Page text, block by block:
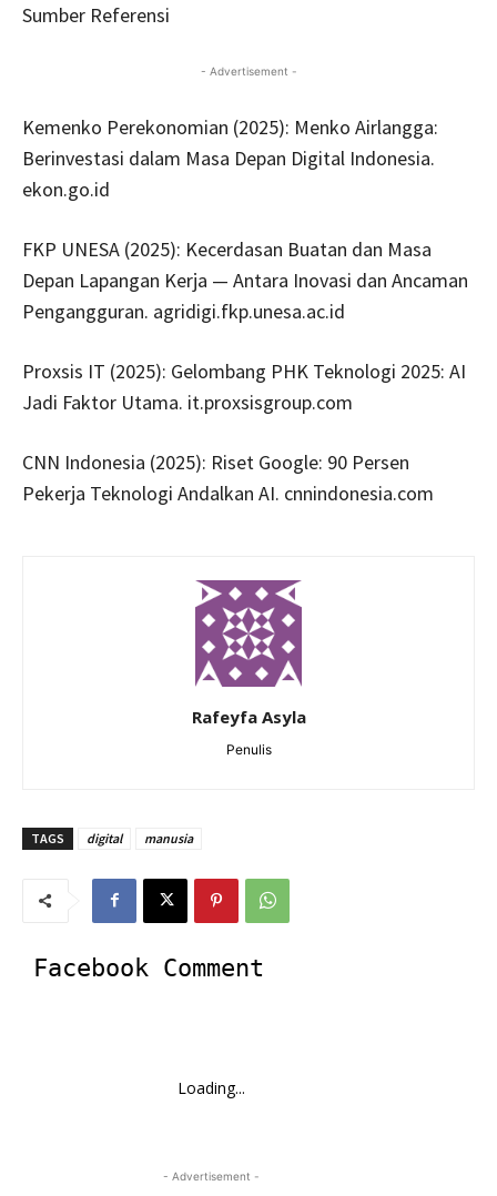
Sumber Referensi
- Advertisement -
Kemenko Perekonomian (2025): Menko Airlangga:
Berinvestasi dalam Masa Depan Digital Indonesia.
ekon.go.id
FKP UNESA (2025): Kecerdasan Buatan dan Masa
Depan Lapangan Kerja — Antara Inovasi dan Ancaman
Pengangguran. agridigi.fkp.unesa.ac.id
Proxsis IT (2025): Gelombang PHK Teknologi 2025: AI
Jadi Faktor Utama. it.proxsisgroup.com
CNN Indonesia (2025): Riset Google: 90 Persen
Pekerja Teknologi Andalkan AI. cnnindonesia.com
Rafeyfa Asyla
Penulis
TAGS digital manusia
Facebook Comment
Loading...
- Advertisement -